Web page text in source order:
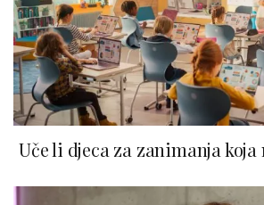
Uče li djeca za zanimanja koja